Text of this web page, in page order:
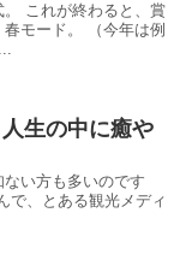
これが終わると、賞
モード。 （今年は例
生の中に癒や
い方も多いのです
で、とある観光メディ